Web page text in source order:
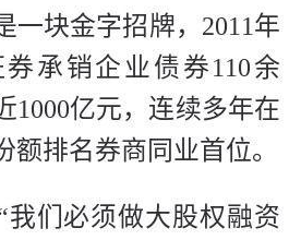
一块金字招牌，2011年
承销企业债券110余
1000亿元，连续多年在
额排名券商同业首位。
我们必须做大股权融资